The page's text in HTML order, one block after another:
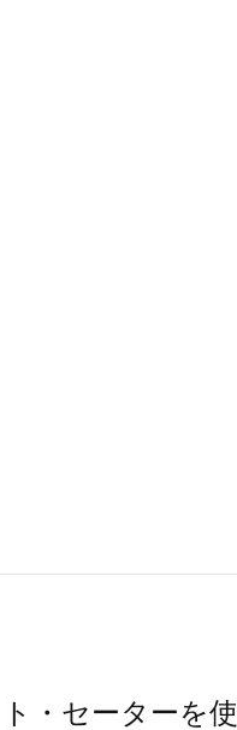
・セーターを